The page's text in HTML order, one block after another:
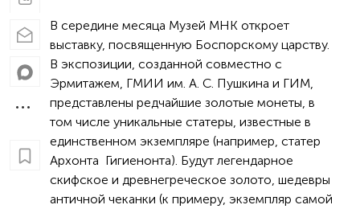
В середине месяца Музей МНК откроет
выставку, посвященную Боспорскому царству.
В экспозиции, созданной совместно с
Эрмитажем, ГМИИ им. А. С. Пушкина и ГИМ,
представлены редчайшие золотые монеты, в
том числе уникальные статеры, известные в
единственном экземпляре (например, статер
Архонта Гигиенонта). Будут легендарное
скифское и древнегреческое золото, шедевры
античной чеканки (к примеру, экземпляр самой